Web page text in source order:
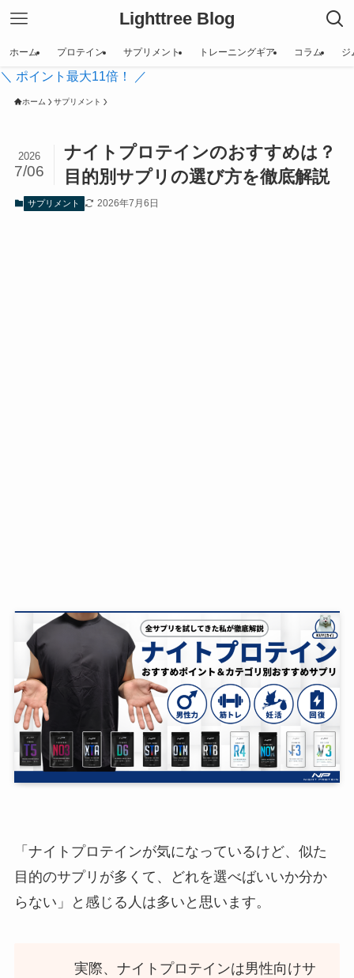
Lighttree Blog
ホーム プロテイン サプリメント トレーニングギア コラム ジ
＼ ポイント最大11倍！ ／
ホーム サプリメント
ナイトプロテインのおすすめは？
目的別サプリの選び方を徹底解説
2026
7/06
サプリメント 2026年7月6日
「ナイトプロテインが気になっているけど、似た
目的のサプリが多くて、どれを選べばいいか分か
らない」と感じる人は多いと思います。
実際、ナイトプロテインは男性向けサ